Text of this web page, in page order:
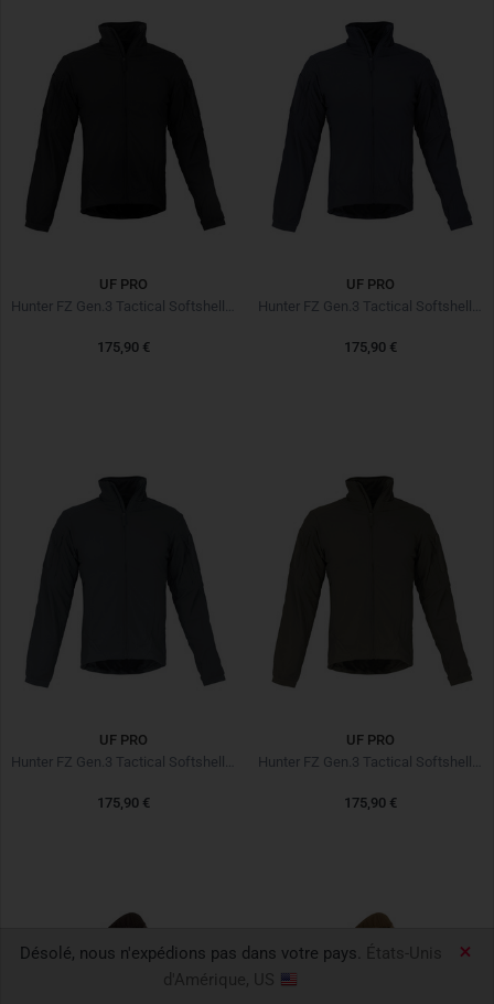
Désolé, nous n'expédions pas dans votre pays. États-Unis
d'Amérique, US
UF PRO
Hunter FZ Gen.3 Tactical Softshell Jacket Black Noir
175,90 €
UF PRO
Hunter FZ Gen.3 Tactical Softshell Jacket Navy Blue
175,90 €
UF PRO
175,90 €
UF PRO
175,90 €